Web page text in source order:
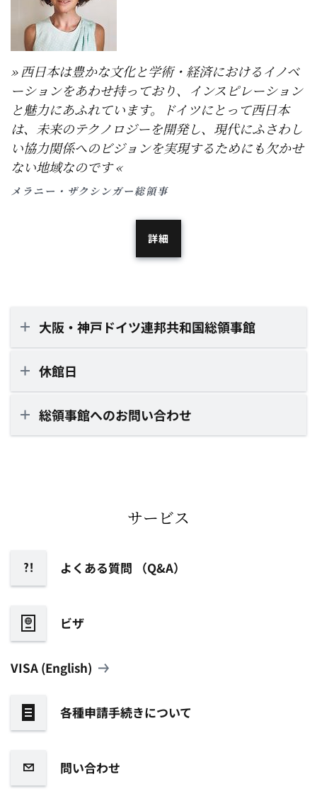
西日本は豊かな文化と学術・経済におけるイノベ
ーションをあわせ持っており、インスピレーション
と魅力にあふれています。ドイツにとって西日本
は、未来のテクノロジーを開発し、現代にふさわし
い協力関係へのビジョンを実現するためにも欠かせ
ない地域なのです​​​​​​​
メラニー・ザクシンガー総領事
詳細
大阪・神戸ドイツ連邦共和国総領事館
休館日
総領事館へのお問い合わせ
サービス
よくある質問 （Q&A）
ビザ
VISA (English)
各種申請手続きについて
問い合わせ